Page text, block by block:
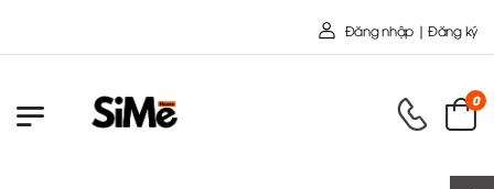
Chào mừng bạn đến với Nội
Đăng nhập | Đăng ký
0